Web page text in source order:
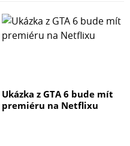
Ukázka z GTA 6 bude mít
premiéru na Netflixu